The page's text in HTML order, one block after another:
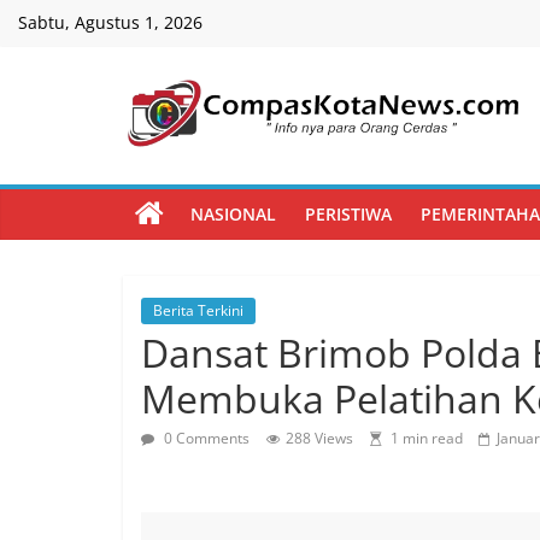
SkipSabtu, Agustus 1, 2026
Compas
Kota
CompasKotaNews.com
Hadir
untuk
memberikan
informasi
NASIONAL PERISTIWA
Berita Terkini
Dansat Brimob
Membuka Pelatihan
0 Comments 288 Views 1 min read